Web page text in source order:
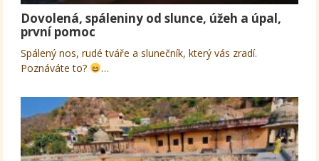
Dovolená, spáleniny od slunce, úžeh a úpal,
první pomoc
Spálený nos, rudé tváře a slunečník, který vás zradí.
Poznáváte to?
…